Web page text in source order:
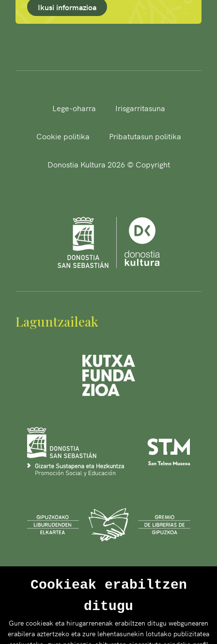
Ikusi informazioa
Lege-oharra Irisgarritasuna
Cookie politika Pribatutasun politika
Donostia Kultura 2026 © Copyright
Laguntzaileak
Cookieak erabiltzen
ditugu
Gure cookieak eta hirugarrenenak erabiltzen ditugu webgunearen
erabilera aztertzeko eta zure lehentasunekin lotutako publizitatea